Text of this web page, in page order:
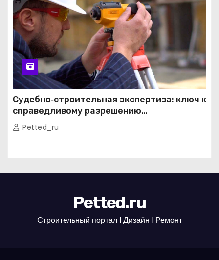
Судебно‑строительная экспертиза: ключ к
справедливому разрешению
строительных споров
Petted_ru
Petted.ru
Строительный портал l Дизайн l Ремонт